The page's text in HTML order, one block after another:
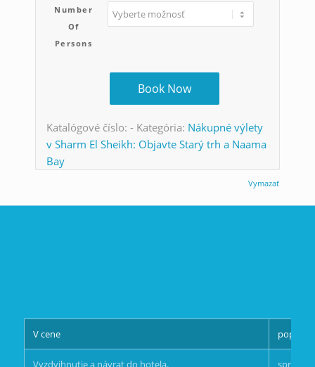
Number
Of
Persons
Vymazať
Book Now
Katalógové číslo: - Kategória: Nákupné výlety
v Sharm El Sheikh: Objavte Starý trh a Naama
Bay
V cene poplatok
Vyzdvihnutie a návrat do hotela.